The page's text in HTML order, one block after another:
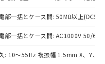
部一括とケース間: 50MΩ以上
部一括とケース間: AC1000V 50/
: 10～55Hz 複振幅 1.5mm X、Y、Z
取扱商品の中には、
外となる商品もある
い。
準価格照会結果は、
日時点での社内デー
商品です。
非含有部品として
ります。
示します。
率が中国RoHSの
を示します。
社販売部門へお問
社製品のうち、外国
」という）を輸出